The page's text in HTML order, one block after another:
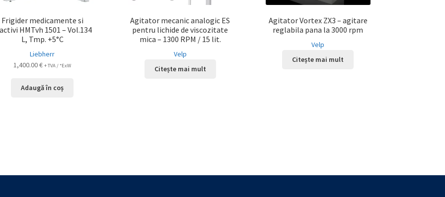
Frigider medicamente si
HMTvh 1501 – Vol.134
L, Tmp. +5°C
Liebherr
1,400.00€ + TVA / *ExW
Adaugă în coș
Agitator mecanic analogic ES
pentru lichide de viscozitate
mica – 1300 RPM / 15 lit.
Velp
Citește mai mult
Agitator Vortex ZX3 – agitare
reglabila pana la 3000 rpm
Velp
Citește mai mult